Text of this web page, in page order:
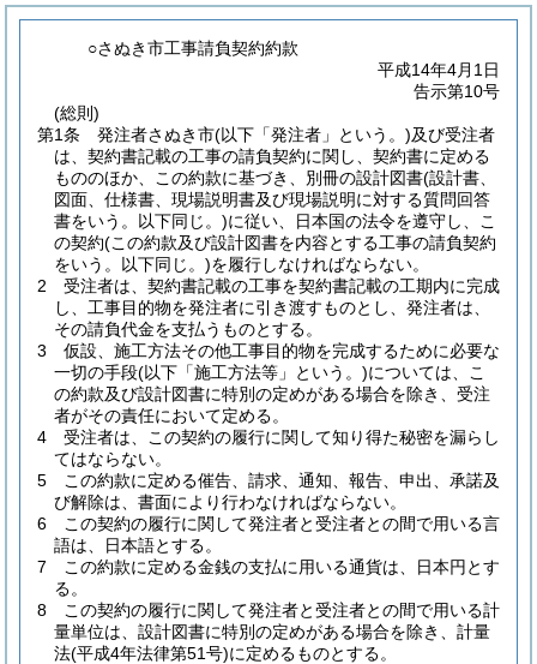
○さぬき市工事請負契約約款
平成14年4月1日
告示第10号
(総則)
第1条
発注者さぬき市(以下「発注者」という。)及び受注者
は、契約書記載の工事の請負契約に関し、契約書に定める
もののほか、この約款に基づき、別冊の設計図書(設計書、
図面、仕様書、現場説明書及び現場説明に対する質問回答
書をいう。以下同じ。)に従い、日本国の法令を遵守し、こ
の契約(この約款及び設計図書を内容とする工事の請負契約
をいう。以下同じ。)を履行しなければならない。
2
受注者は、契約書記載の工事を契約書記載の工期内に完成
し、工事目的物を発注者に引き渡すものとし、発注者は、
その請負代金を支払うものとする。
3
仮設、施工方法その他工事目的物を完成するために必要な
一切の手段(以下「施工方法等」という。)については、こ
の約款及び設計図書に特別の定めがある場合を除き、受注
者がその責任において定める。
4
受注者は、この契約の履行に関して知り得た秘密を漏らし
てはならない。
5
この約款に定める催告、請求、通知、報告、申出、承諾及
び解除は、書面により行わなければならない。
6
この契約の履行に関して発注者と受注者との間で用いる言
語は、日本語とする。
7
この約款に定める金銭の支払に用いる通貨は、日本円とす
る。
8
この契約の履行に関して発注者と受注者との間で用いる計
量単位は、設計図書に特別の定めがある場合を除き、計量
法(平成4年法律第51号)に定めるものとする。